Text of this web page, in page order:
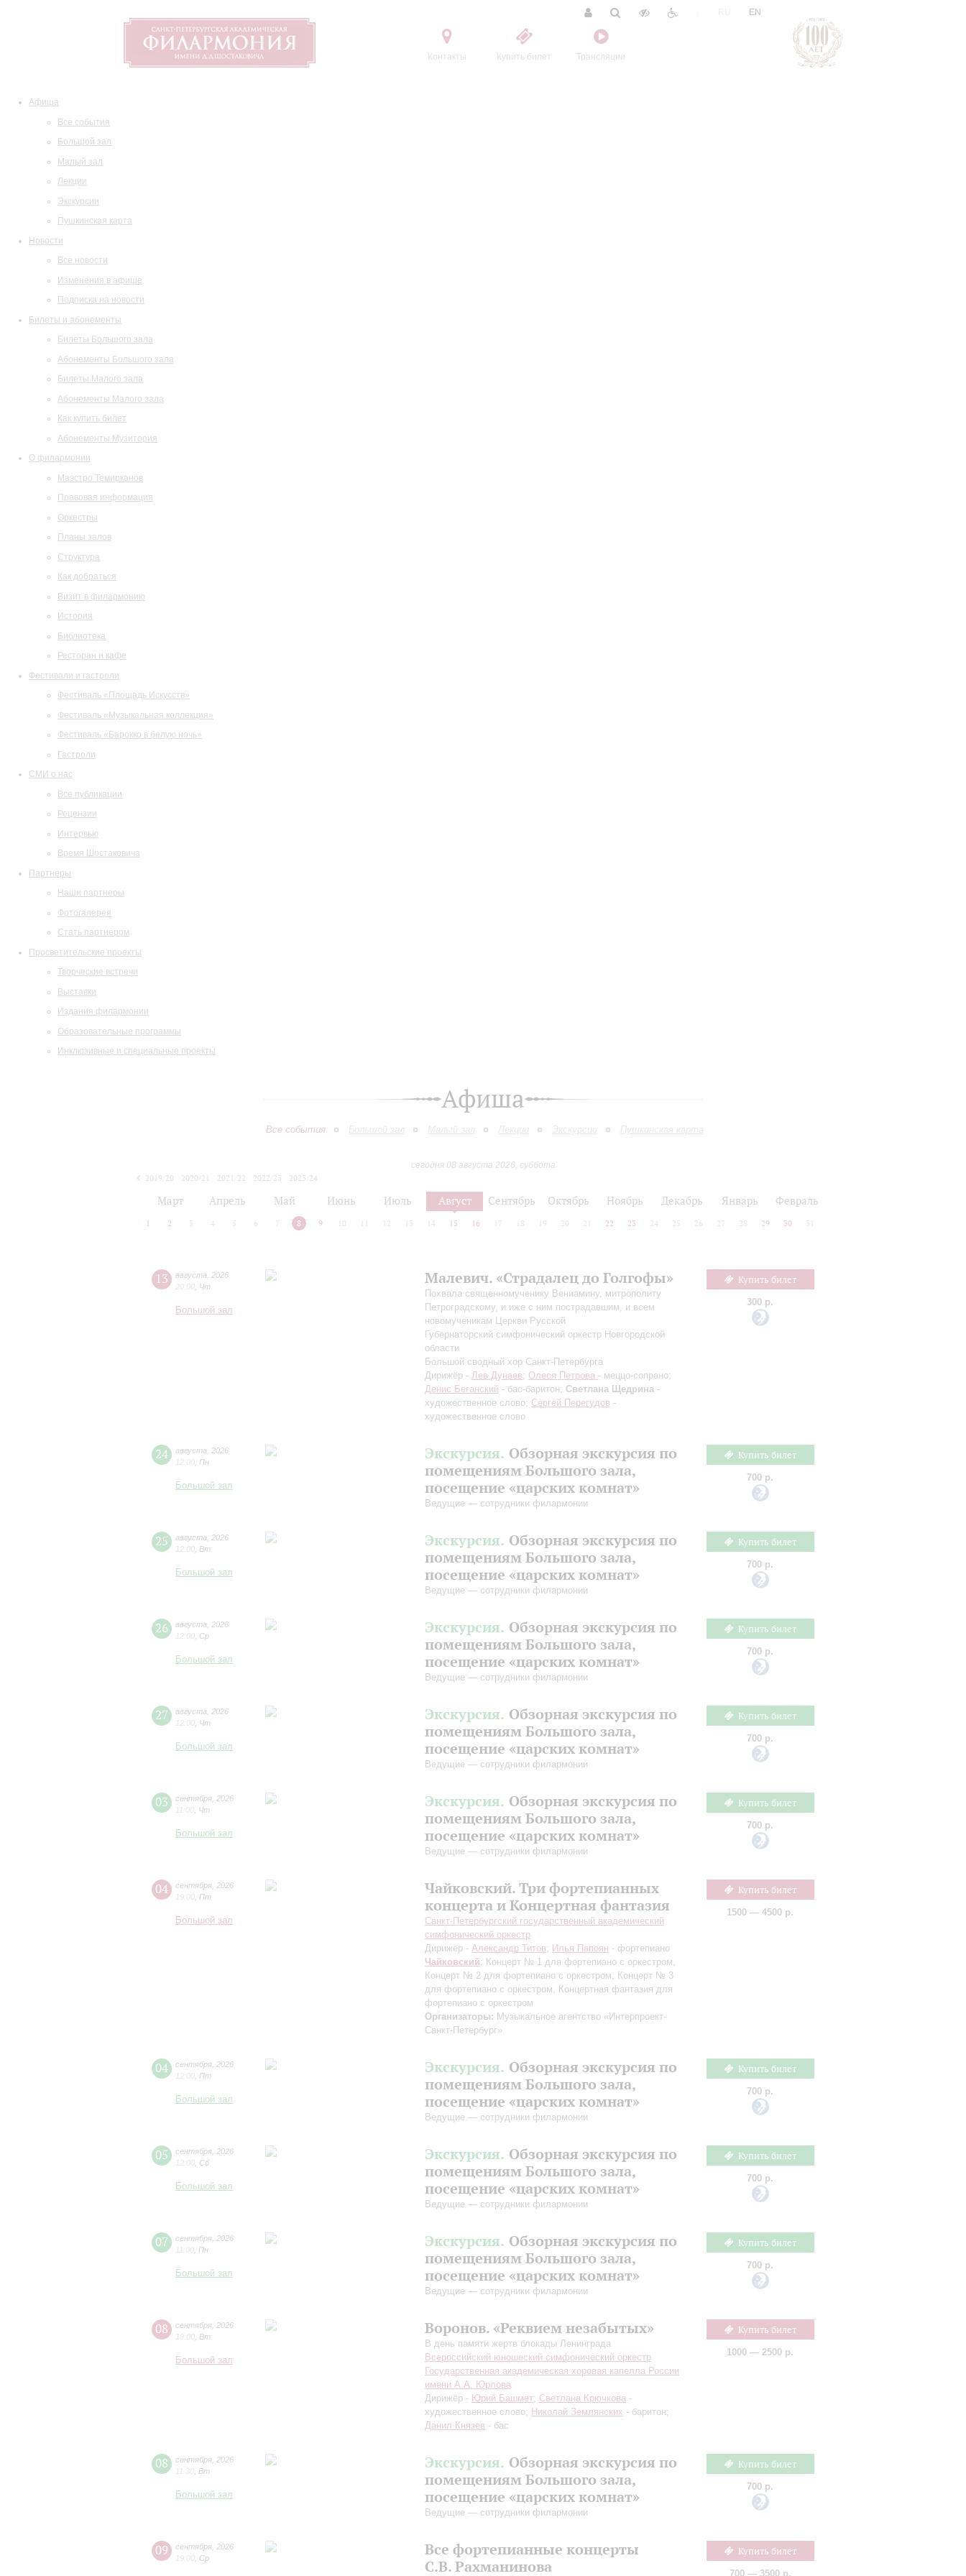
Контакты Купить билет Трансляции
EN
Афиша
Все события
Большой зал
Малый зал
Лекции
Экскурсии
Пушкинская карта
Новости
Все новости
Изменения в афише
Подписка на новости
Билеты и абонементы
Билеты Большого зала
Абонементы Большого зала
Билеты Малого зала
Абонементы Малого зала
Как купить билет
Абонементы Музитория
О филармонии
Маэстро Темирканов
Правовая информация
Оркестры
Планы залов
Структура
Как добраться
Визит в филармонию
История
Библиотека
Ресторан и кафе
Фестивали и гастроли
Фестиваль «Площадь Искусств»
Фестиваль «Музыкальная коллекция»
Фестиваль «Барокко в белую ночь»
Гастроли
СМИ о нас
Все публикации
Рецензии
Интервью
Время Шостаковича
Партнеры
Наши партнеры
Фотогалерея
Стать партнером
Просветительские проекты
Творческие встречи
Выставки
Издания филармонии
Образовательные программы
Инклюзивные и специальные проекты
Афиша
Все события Большой зал Малый зал Лекции Экскурсии Пушкинская карта
сегодня 08 августа 2026, суббота
2019/20
2020/21 2021/22 2022/23
2023/24
Март Апрель Май Июнь Июль Август Сентябрь Октябрь Ноябрь Декабрь Январь Февраль
1 2 3 4 5 6 7 8 9 10 12 13 14 15 16 17 18 19 20 21 22 23 24 25 26 27 28 29 30 31
13 августа
2026
20:00 Чт
Большой зал
Малевич. «Страдалец до Голгофы»
Похвала священномученику Вениамину, митрополиту
Петроградскому, и иже с ним пострадавшим, и всем
новомученикам Церкви Русской
Губернаторский симфонический оркестр Новгородской
области
Большой сводный хор Санкт-Петербурга
Дирижёр - Лев Дунаев; Олеся Петрова - меццо-сопрано;
Денис Беганский - бас-баритон; Светлана Щедрина -
художественное слово; Сергей Перегудов -
художественное слово
Купить билет
300 р.
24 августа
2026
12:00 Пн
Большой зал
Экскурсия. Обзорная экскурсия по
помещениям Большого зала,
посещение «царских комнат»
Ведущие — сотрудники филармонии
Купить билет
700 р.
25 августа
2026
12:00 Вт
Большой зал
Экскурсия. Обзорная экскурсия по
помещениям Большого зала,
посещение «царских комнат»
Ведущие — сотрудники филармонии
Купить билет
700 р.
26 августа
2026
12:00 Ср
Большой зал
Экскурсия. Обзорная экскурсия по
помещениям Большого зала,
посещение «царских комнат»
Ведущие — сотрудники филармонии
Купить билет
700 р.
27 августа
2026
12:00 Чт
Большой зал
Экскурсия. Обзорная экскурсия по
помещениям Большого зала,
посещение «царских комнат»
Ведущие — сотрудники филармонии
Купить билет
700 р.
03 сентября 2026
11:00 Чт
Большой зал
Экскурсия. Обзорная экскурсия по
помещениям Большого зала,
посещение «царских комнат»
Ведущие — сотрудники филармонии
Купить билет
700 р.
04 сентября 2026
19:00 Пт
Большой зал
Чайковский. Три фортепианных
концерта и Концертная фантазия
Санкт-Петербургский государственный академический
симфонический оркестр
Дирижёр - Александр Титов; Илья Папоян - фортепиано
Чайковский: Концерт № 1 для фортепиано с оркестром,
Концерт № 2 для фортепиано с оркестром, Концерт № 3
для фортепиано с оркестром, Концертная фантазия для
фортепиано с оркестром
Организаторы: Музыкальное агентство «Интерпроект-
Санкт-Петербург»
Купить билет
1500 — 4500 р.
04 сентября 2026
12:00 Пт
Большой зал
Экскурсия. Обзорная экскурсия по
помещениям Большого зала,
посещение «царских комнат»
Ведущие — сотрудники филармонии
Купить билет
700 р.
05 сентября 2026
12:00 Сб
Большой зал
Экскурсия. Обзорная экскурсия по
помещениям Большого зала,
посещение «царских комнат»
Ведущие — сотрудники филармонии
Купить билет
700 р.
07 сентября 2026
11:00 Пн
Большой зал
Экскурсия. Обзорная экскурсия по
помещениям Большого зала,
посещение «царских комнат»
Ведущие — сотрудники филармонии
Купить билет
700 р.
08 сентября 2026
19:00 Вт
Большой зал
Воронов. «Реквием незабытых»
В день памяти жертв блокады Ленинграда
Всероссийский юношеский симфонический оркестр
Государственная академическая хоровая капелла России
имени А.А. Юрлова
Дирижёр - Юрий Башмет; Светлана Крючкова -
художественное слово; Николай Землянских - баритон;
Данил Князев - бас
Купить билет
1000 — 2500 р.
08 сентября 2026
11:30 Вт
Большой зал
Экскурсия. Обзорная экскурсия по
помещениям Большого зала,
посещение «царских комнат»
Ведущие — сотрудники филармонии
Купить билет
700 р.
09 сентября 2026
19:00 Ср
Все фортепианные концерты
С.В. Рахманинова
Купить билет
700 — 3500 р.